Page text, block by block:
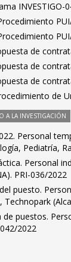
INVESTIGO-
de
de
de
de
A LA INVESTIGACIÓN
Personal
Pediatría,
Personal
PRI-036/2022
puesto.
puestos.
2022